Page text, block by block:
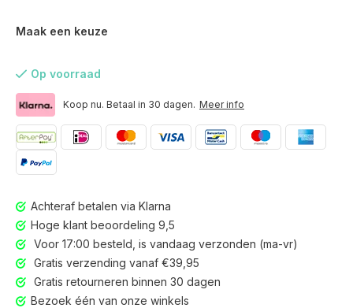
Maak een keuze
Op voorraad
Koop nu. Betaal in 30 dagen. Meer info
Achteraf betalen via Klarna
Hoge klant beoordeling 9,5
Voor 17:00 besteld, is vandaag verzonden (ma-vr)
Gratis verzending vanaf €39,95
Gratis retourneren binnen 30 dagen
Bezoek één van onze winkels